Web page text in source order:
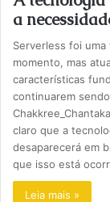
a
Serverless foi
momento, mas
características
continuarem
claro que a
desaparecerá em
que isso está
Leia mais »